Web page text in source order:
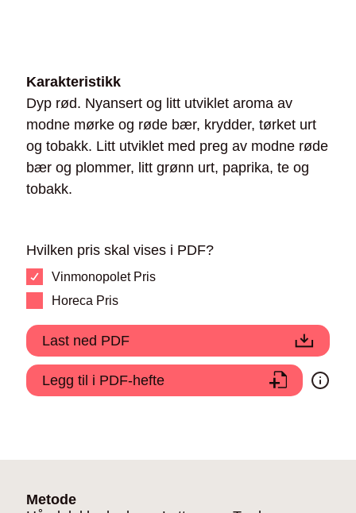
Karakteristikk
Dyp rød. Nyansert og litt utviklet aroma av
modne mørke og røde bær, krydder, tørket urt
og tobakk. Litt utviklet med preg av modne røde
bær og plommer, litt grønn urt, paprika, te og
tobakk.
Hvilken pris skal vises i PDF?
Vinmonopolet Pris
Horeca Pris
Last ned PDF
Legg til i PDF-hefte
Metode